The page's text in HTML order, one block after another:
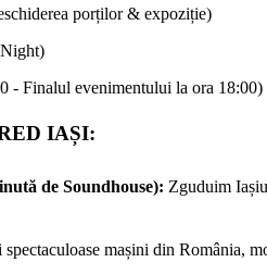
porților & expoziție)
- Finalul evenimentului la ora 18:00)
IAȘI:
de Soundhouse): Zguduim
spectaculoase mașini din România,